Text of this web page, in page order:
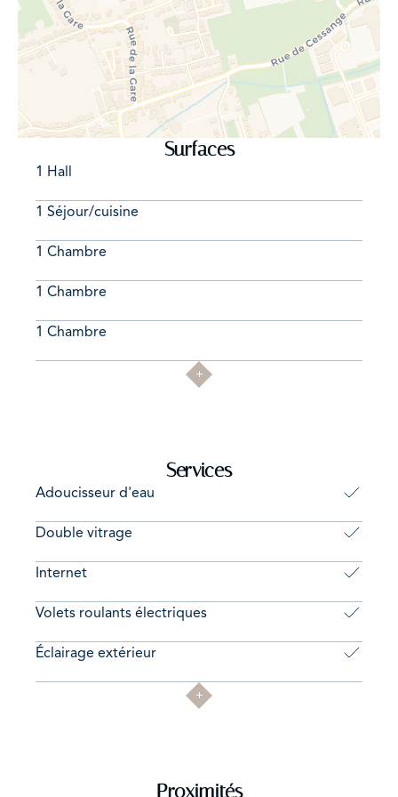
Bien à saisir et venir visiter sans hésiter, pour plus
d'informations ou planifier une visite éventuelle, merci
d'appeler Monsieur Adrien Blondel au 621.611.777 ou
d'écrire à ab@amalux.lu
Nous nous ferons un plaisir de vous accompagner dans
vos projets de vente, de location, nous vous proposons
Surfaces
1 Hall
1 Séjour/cuisine
1 Chambre
1 Chambre
1 Chambre
Services
Adoucisseur d'eau
Double vitrage
Internet
Volets roulants électriques
Éclairage extérieur
Proximités